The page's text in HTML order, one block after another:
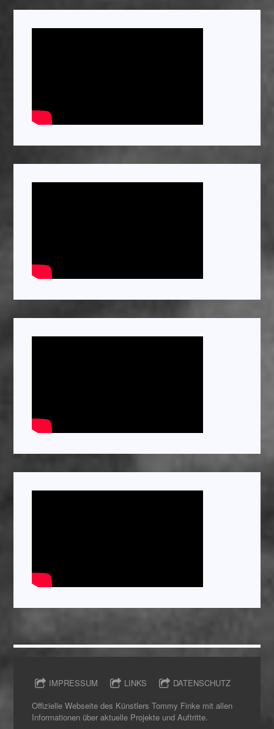
IMPRESSUM LINKS
DATENSCHUTZ
Offizielle Webseite des Künstlers Tommy Finke mit allen
Informationen über aktuelle Projekte und Auftritte.